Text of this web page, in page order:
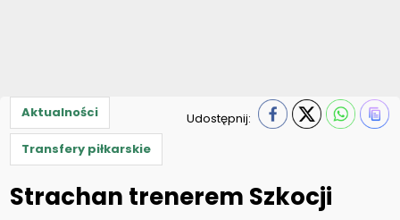
Aktualności
Transfery piłkarskie
Udostępnij:
Strachan trenerem Szkocji